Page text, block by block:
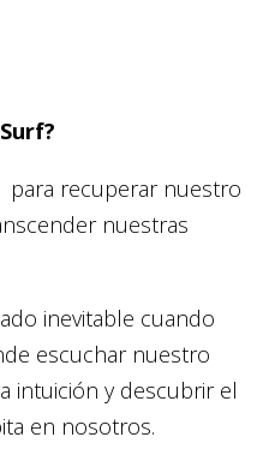
recuperar nuestro
nuestras
inevitable cuando
escuchar nuestro
intuición y descubrir el
en nosotros.